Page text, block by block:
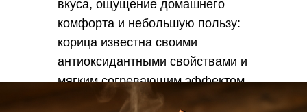
вкуса, ощущение домашнего
комфорта и небольшую пользу:
корица известна своими
антиоксидантными свойствами и
мягким согревающим эффектом.